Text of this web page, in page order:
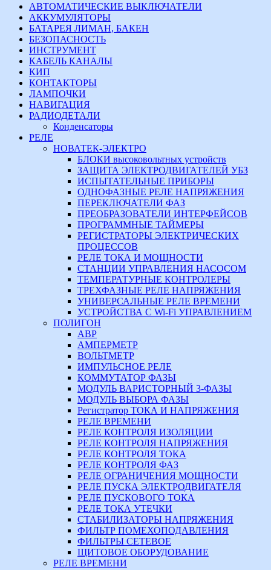
АВТОМАТИЧЕСКИЕ ВЫКЛЮЧАТЕЛИ
АККУМУЛЯТОРЫ
БАТАРЕЯ ЛИМАН, БАКЕН
БЕЗОПАСНОСТЬ
ИНСТРУМЕНТ
КАБЕЛЬ КАНАЛЫ
КИП
КОНТАКТОРЫ
ЛАМПОЧКИ
НАВИГАЦИЯ
РАДИОДЕТАЛИ
Конденсаторы
РЕЛЕ
НОВАТЕК-ЭЛЕКТРО
БЛОКИ высоковольтных устройств
ЗАЩИТА ЭЛЕКТРОДВИГАТЕЛЕЙ УБЗ
ИСПЫТАТЕЛЬНЫЕ ПРИБОРЫ
ОДНОФАЗНЫЕ РЕЛЕ НАПРЯЖЕНИЯ
ПЕРЕКЛЮЧАТЕЛИ ФАЗ
ПРЕОБРАЗОВАТЕЛИ ИНТЕРФЕЙСОВ
ПРОГРАММНЫЕ ТАЙМЕРЫ
РЕГИСТРАТОРЫ ЭЛЕКТРИЧЕСКИХ
ПРОЦЕССОВ
РЕЛЕ ТОКА И МОЩНОСТИ
СТАНЦИИ УПРАВЛЕНИЯ НАСОСОМ
ТЕМПЕРАТУРНЫЕ КОНТРОЛЕРЫ
ТРЕХФАЗНЫЕ РЕЛЕ НАПРЯЖЕНИЯ
УНИВЕРСАЛЬНЫЕ РЕЛЕ ВРЕМЕНИ
УСТРОЙСТВА С Wi-Fi УПРАВЛЕНИЕМ
ПОЛИГОН
АВР
АМПЕРМЕТР
ВОЛЬТМЕТР
ИМПУЛЬСНОЕ РЕЛЕ
КОММУТАТОР ФАЗЫ
МОДУЛЬ ВАРИСТОРНЫЙ 3-ФАЗЫ
МОДУЛЬ ВЫБОРА ФАЗЫ
Регистратор ТОКА И НАПРЯЖЕНИЯ
РЕЛЕ ВРЕМЕНИ
РЕЛЕ КОНТРОЛЯ ИЗОЛЯЦИИ
РЕЛЕ КОНТРОЛЯ НАПРЯЖЕНИЯ
РЕЛЕ КОНТРОЛЯ ТОКА
РЕЛЕ КОНТРОЛЯ ФАЗ
РЕЛЕ ОГРАНИЧЕНИЯ МОЩНОСТИ
РЕЛЕ ПУСКА ЭЛЕКТРОДВИГАТЕЛЯ
РЕЛЕ ПУСКОВОГО ТОКА
РЕЛЕ ТОКА УТЕЧКИ
СТАБИЛИЗАТОРЫ НАПРЯЖЕНИЯ
ФИЛЬТР ПОМЕХОПОДАВЛЕНИЯ
ФИЛЬТРЫ СЕТЕВОЕ
ЩИТОВОЕ ОБОРУДОВАНИЕ
РЕЛЕ ВРЕМЕНИ